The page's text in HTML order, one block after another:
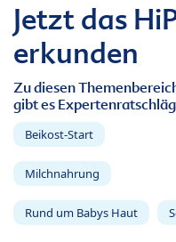
Jetzt das
erkunden
Zu diesen
gibt es
Beikost-Start
Milchnahrung
Rund um Babys Haut